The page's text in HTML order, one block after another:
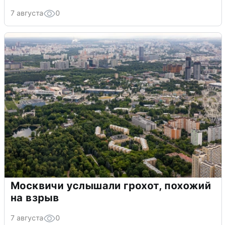
7 августа 0
Москвичи услышали грохот, похожий
на взрыв
7 августа 0